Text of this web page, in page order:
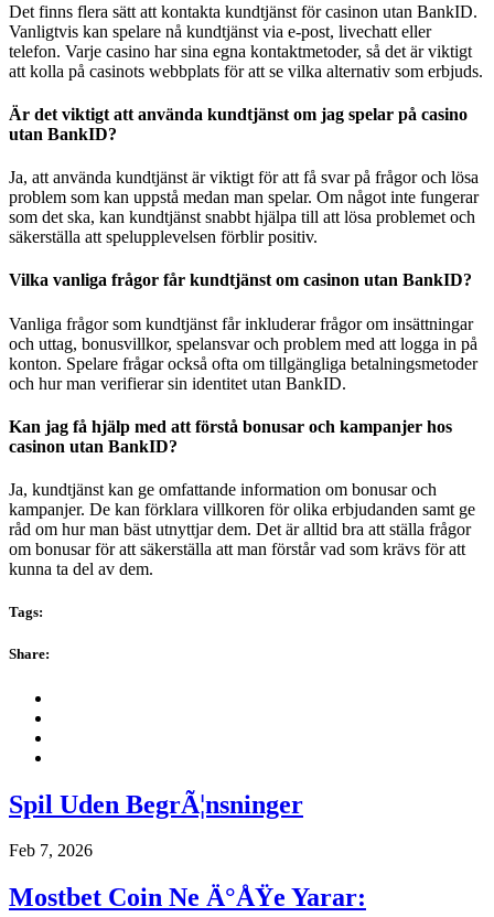
Det finns flera sätt att kontakta kundtjänst för casinon utan BankID.
Vanligtvis kan spelare nå kundtjänst via e-post, livechatt eller
telefon. Varje casino har sina egna kontaktmetoder, så det är viktigt
att kolla på casinots webbplats för att se vilka alternativ som erbjuds.
Är det viktigt att använda kundtjänst om jag spelar på casino
utan BankID?
Ja, att använda kundtjänst är viktigt för att få svar på frågor och lösa
problem som kan uppstå medan man spelar. Om något inte fungerar
som det ska, kan kundtjänst snabbt hjälpa till att lösa problemet och
säkerställa att spelupplevelsen förblir positiv.
Vilka vanliga frågor får kundtjänst om casinon utan BankID?
Vanliga frågor som kundtjänst får inkluderar frågor om insättningar
och uttag, bonusvillkor, spelansvar och problem med att logga in på
konton. Spelare frågar också ofta om tillgängliga betalningsmetoder
och hur man verifierar sin identitet utan BankID.
Kan jag få hjälp med att förstå bonusar och kampanjer hos
casinon utan BankID?
Ja, kundtjänst kan ge omfattande information om bonusar och
kampanjer. De kan förklara villkoren för olika erbjudanden samt ge
råd om hur man bäst utnyttjar dem. Det är alltid bra att ställa frågor
om bonusar för att säkerställa att man förstår vad som krävs för att
kunna ta del av dem.
Tags:
Share:
Spil Uden BegrÃ¦nsninger
Feb 7, 2026
Mostbet Coin Ne Ä°ÅŸe Yarar: